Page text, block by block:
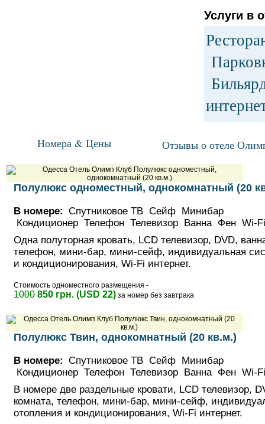
Услуги в
Номера & Цены Отзывы о отеле
Полулюкс одноместный, однокомнатный (20
В номере: Спутниковое ТВ Сейф Минибар
Кондиционер Телефон Телевизор Ванна Фен Wi-
Одна полуторная кровать, LСD телевизор, DVD,
телефон, мини-бар, мини-сейф, индивидуальная
и кондиционирования, Wi-Fi интернет.
Стоимость одноместного размещения -
1000 850 грн. (USD 22) за номер без завтрака
Полулюкс Твин, однокомнатный (20 кв.м.)
В номере: Спутниковое ТВ Сейф Минибар
Кондиционер Телефон Телевизор Ванна Фен Wi-
В номере две раздельные кровати, LСD телевизор,
комната, телефон, мини-бар, мини-сейф,
отопления и кондиционирования, Wi-Fi интернет.